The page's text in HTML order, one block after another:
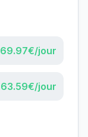
69.97€/jour
63.59€/jour